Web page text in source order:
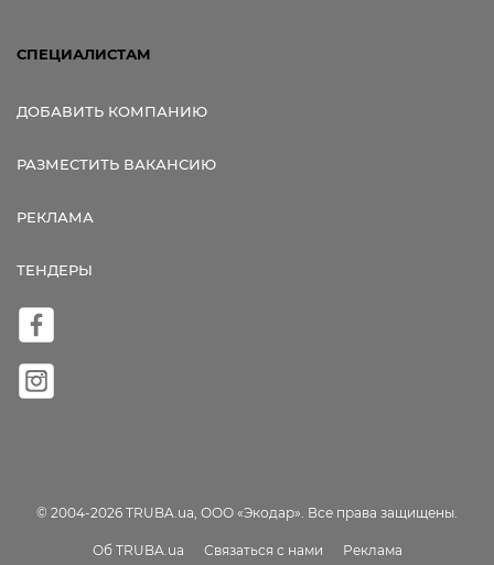
СПЕЦИАЛИСТАМ
ДОБАВИТЬ КОМПАНИЮ
РАЗМЕСТИТЬ ВАКАНСИЮ
РЕКЛАМА
ТЕНДЕРЫ
© 2004-2026 TRUBA.ua, ООО «Экодар». Все права защищены.
Об TRUBA.ua Связаться с нами Реклама